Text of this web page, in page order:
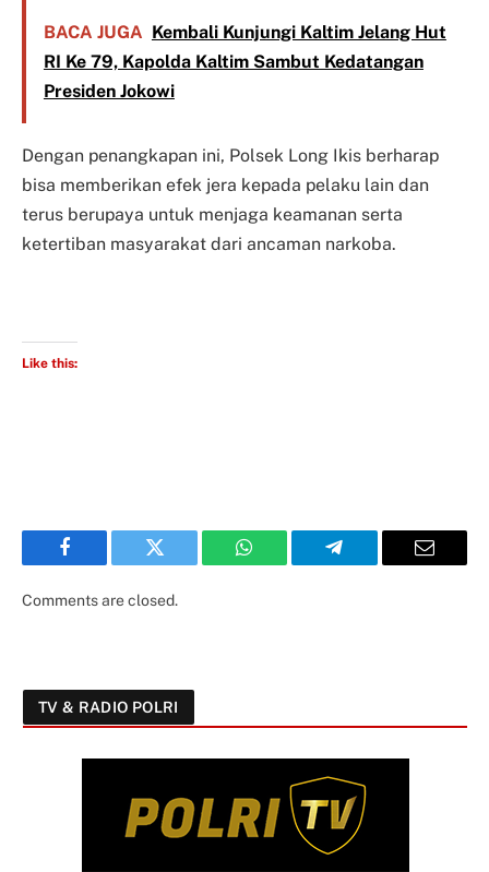
BACA JUGA Kembali Kunjungi Kaltim Jelang Hut
RI Ke 79, Kapolda Kaltim Sambut Kedatangan
Presiden Jokowi
Dengan penangkapan ini, Polsek Long Ikis berharap
bisa memberikan efek jera kepada pelaku lain dan
terus berupaya untuk menjaga keamanan serta
ketertiban masyarakat dari ancaman narkoba.
Like this:
Facebook Twitter WhatsApp Telegram Email
Comments are closed.
TV & RADIO POLRI